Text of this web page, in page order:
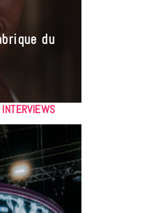
du